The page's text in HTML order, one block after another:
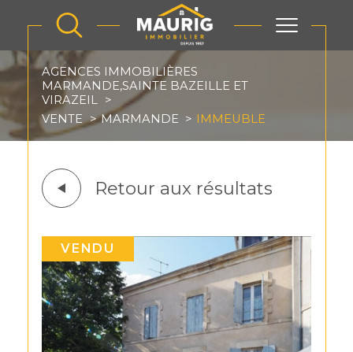
AGENCES IMMOBILIÈRES
MARMANDE,SAINTE BAZEILLE ET
VIRAZEIL
VENTE
MARMANDE IMMEUBLE
Retour aux résultats
VENDU